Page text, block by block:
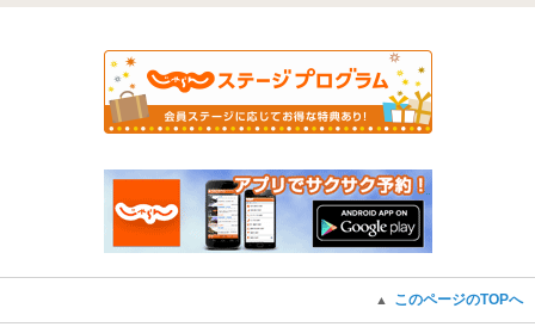
▲ このページのTOPへ